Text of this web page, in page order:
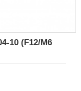
10 (F12/M6